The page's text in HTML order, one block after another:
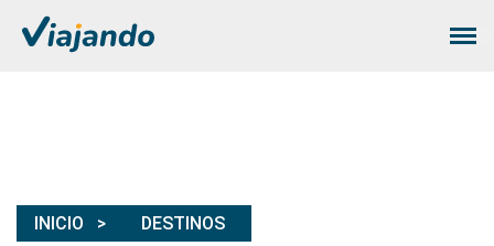
INICIO DESTINOS